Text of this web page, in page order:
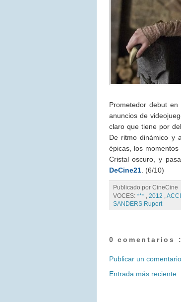
Prometedor debut
anuncios de
claro que tiene por
De ritmo dinámico y
épicas, los
Cristal oscuro, y
DeCine21. (6/10)
Publicado por CineCine
VOCES: *** , 2012 ,
SANDERS Rupert
0 comentarios :
Publicar un comentario
Entrada más reciente